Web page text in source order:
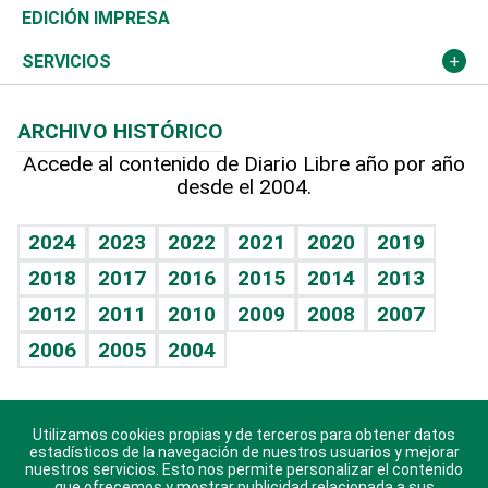
Caribe
Resto del mundo
Global y variable
Economía personal
Novedades
Podcast Arte Libre
Hablando con el pediatra
Vida y familia
Eñe
Celebrando la vida
Sin complejos
En pocas palabras
Escuchando al corazón
Olimpismo
Más deportes
Línea de hit
TBT Deportivo
Noticiero Poteleche
Columnistas
Más firmas
Martes de tecnología
Cambio climático
Deportes
Opinión
Hecho en casa
Guía del dinero
EDICIÓN IMPRESA
SERVICIOS
Cumpleaños
Horóscopos
Crucigramas
ARCHIVO HISTÓRICO
Accede al contenido de Diario Libre año por año
desde el 2004.
2024 2023 2022 2021 2020
2019
2018
2017 2016 2015 2014
2013
2012
2011 2010 2009 2008
2007
2006
2005 2004
Descarga nuestras aplicaciones para Android, iOS y
sistema Huawei.
Utilizamos cookies propias y de terceros para obtener datos
estadísticos de la navegación de nuestros usuarios y mejorar
nuestros servicios. Esto nos permite personalizar el contenido